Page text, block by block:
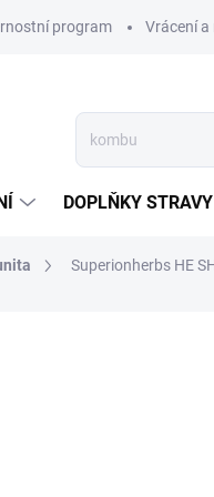
program Vrácení a
DOPLŇKY STRAVY
Superionherbs HE